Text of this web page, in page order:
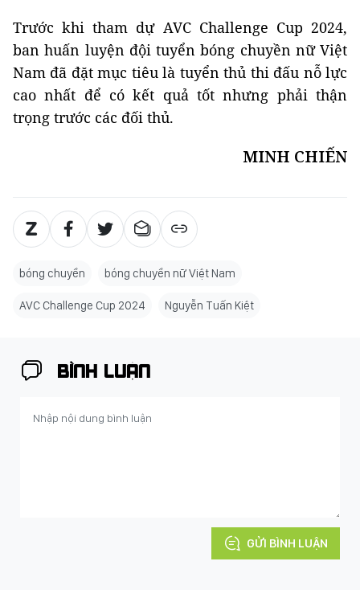
Trước khi tham dự AVC Challenge Cup 2024,
ban huấn luyện đội tuyển bóng chuyền nữ Việt
Nam đã đặt mục tiêu là tuyển thủ thi đấu nỗ lực
cao nhất để có kết quả tốt nhưng phải thận
trọng trước các đối thủ.
MINH CHIẾN
bóng chuyền bóng chuyền nữ Việt Nam
AVC Challenge Cup 2024 Nguyễn Tuấn Kiệt
BÌNH LUẬN
GỬI BÌNH LUẬN